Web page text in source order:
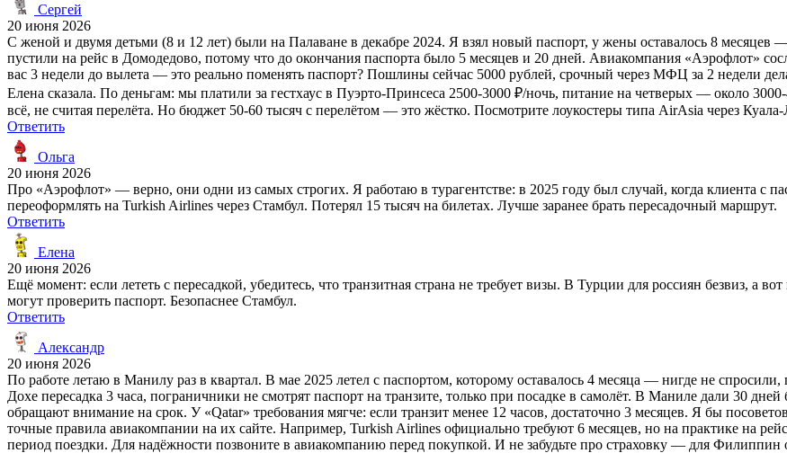
Сергей
20 июня 2026
С женой и двумя детьми (8 и 12 лет) были на Палаване в декабре 2024. Я взял новый паспорт, у жены оставалось 8 месяцев
пустили на рейс в Домодедово, потому что до окончания паспорта было 5 месяцев и 20 дней. Авиакомпания «Аэрофлот»
вас 3 недели до вылета — это реально поменять паспорт? Пошлины сейчас 5000 рублей, срочный через МФЦ за 2 недели
Елена сказала. По деньгам: мы платили за гестхаус в Пуэрто-Принсеса 2500-3000 ₽/ночь, питание на четверых — около
всё, не считая перелёта. Но бюджет 50-60 тысяч с перелётом — это жёстко. Посмотрите лоукостеры типа AirAsia через
Ответить
Ольга
20 июня 2026
Про «Аэрофлот» — верно, они одни из самых строгих. Я работаю в турагентстве: в 2025 году был случай, когда клиента с
переоформлять на Turkish Airlines через Стамбул. Потерял 15 тысяч на билетах. Лучше заранее брать пересадочный маршрут.
Ответить
Елена
20 июня 2026
Ещё момент: если лететь с пересадкой, убедитесь, что транзитная страна не требует визы. В Турции для россиян безвиз, а
могут проверить паспорт. Безопаснее Стамбул.
Ответить
Александр
20 июня 2026
По работе летаю в Манилу раз в квартал. В мае 2025 летел с паспортом, которому оставалось 4 месяца — нигде не
Дохе пересадка 3 часа, пограничники не смотрят паспорт на транзите, только при посадке в самолёт. В Маниле дали 30
обращают внимание на срок. У «Qatar» требования мягче: если транзит менее 12 часов, достаточно 3 месяцев. Я бы
точные правила авиакомпании на их сайте. Например, Turkish Airlines официально требуют 6 месяцев, но на практике на
период поездки. Для надёжности позвоните в авиакомпанию перед покупкой. И не забудьте про страховку — для